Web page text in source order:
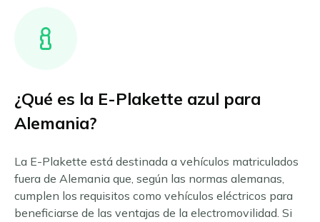
Aquisgrán
Augsburgo
Bonn
Bremen
Colonia
Darmstadt
Estrasburgo
Grenoble
Marsella
París
Toulouse
Todas las zonas medioambientales francesas
Burgenland
Estiria
Todas las zonas medioambientales austriacas
English
Dansk
Italiano
Polski
Deutsch
¿Qué es la E-Plakette azul para
Alemania?
La E-Plakette está destinada a vehículos matriculados
fuera de Alemania que, según las normas alemanas,
cumplen los requisitos como vehículos eléctricos para
beneficiarse de las ventajas de la electromovilidad. Si